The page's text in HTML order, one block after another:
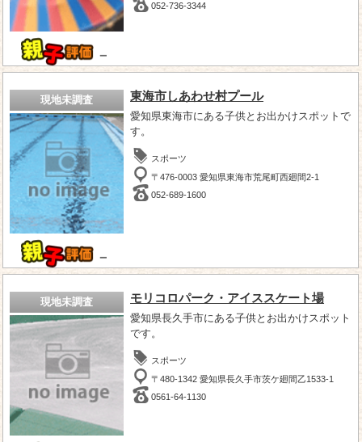
－
052-736-3344
現地未調査
－
東海市しあわせ村プール
愛知県東海市にある子供とお出かけスポットで
す。
スポーツ
〒476-0003 愛知県東海市荒尾町西廻間2-1
052-689-1600
現地未調査 モリコロパーク・アイススケート場
愛知県長久手市にある子供とお出かけスポット
です。
スポーツ
〒480-1342 愛知県長久手市茨ケ廻間乙1533-1
0561-64-1130